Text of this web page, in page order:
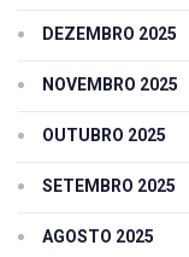
DEZEMBRO 2025
NOVEMBRO 2025
OUTUBRO 2025
SETEMBRO 2025
AGOSTO 2025